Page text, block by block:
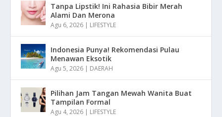
Tanpa Lipstik! Ini Rahasia Bibir Merah
Alami Dan Merona
Agu 6, 2026 | LIFESTYLE
Indonesia Punya! Rekomendasi Pulau
Menawan Eksotik
Agu 5, 2026 | DAERAH
Pilihan Jam Tangan Mewah Wanita Buat
Tampilan Formal
Agu 4, 2026 | LIFESTYLE